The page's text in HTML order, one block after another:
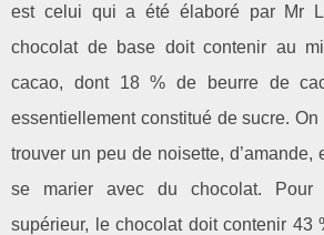
est celui qui a été élaboré par Mr
chocolat de base doit contenir au
cacao, dont 18 % de beurre de
essentiellement constitué de sucre.
trouver un peu de noisette, d’amande,
se marier avec du chocolat. Pour
supérieur, le chocolat doit contenir 43